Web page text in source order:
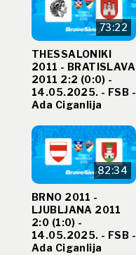
73:22
THESSALONIKI
2011 - BRATISLAVA
2011 2:2 (0:0) -
14.05.2025. - FSB -
Ada Ciganlija
82:34
BRNO 2011 -
LJUBLJANA 2011
2:0 (1:0) -
14.05.2025. - FSB -
Ada Ciganlija